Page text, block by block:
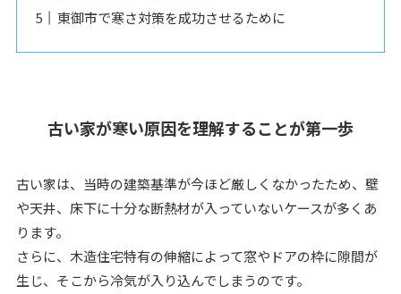
東御市で寒さ対策を成功させるために
古い家が寒い原因を理解することが第一歩
古い家は、当時の建築基準が今ほど厳しくなかったため、壁
や天井、床下に十分な断熱材が入っていないケースが多くあ
ります。
さらに、木造住宅特有の伸縮によって窓やドアの枠に隙間が
生じ、そこから冷気が入り込んでしまうのです。